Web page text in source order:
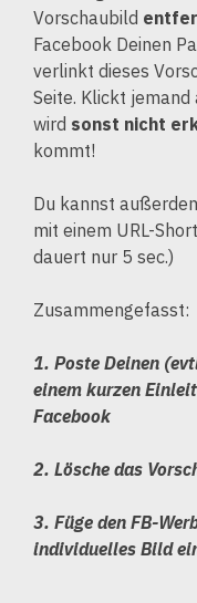
Vorschaubild
Facebook Deinen
verlinkt dieses
Seite. Klickt jemand
wird sonst nicht
kommt!
Du kannst
mit einem URL-
dauert nur 5 sec.)
Zusammengefasst:
1. Poste Deinen
einem kurzen
Facebook
2. Lösche das
3. Füge den FB-
individuelles Bild